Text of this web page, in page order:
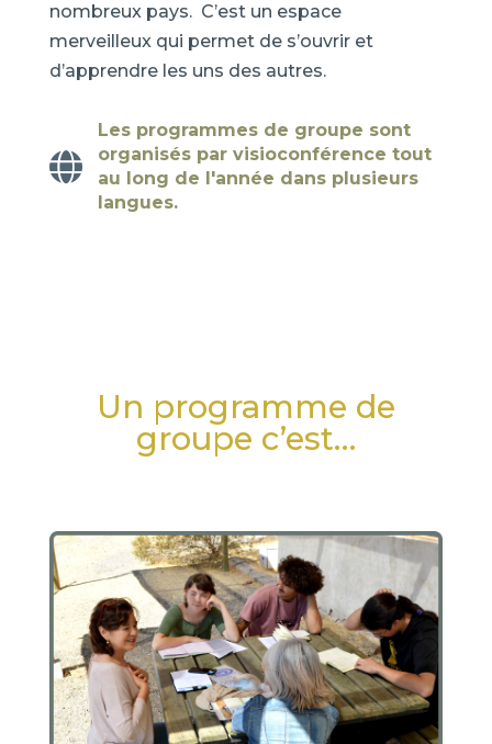
nombreux pays. C’est un espace
merveilleux qui permet de s’ouvrir et
d’apprendre les uns des autres.

Les programmes de groupe sont
organisés par visioconférence tout
au long de l'année dans plusieurs
langues.
Un programme de
groupe c’est…